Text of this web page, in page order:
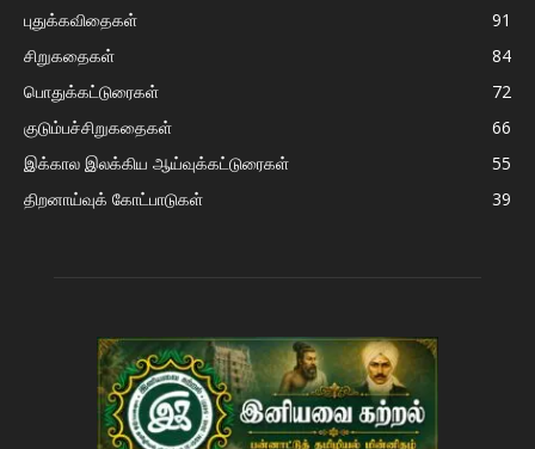
புதுக்கவிதைகள்
91
சிறுகதைகள்
84
பொதுக்கட்டுரைகள்
72
குடும்பச்சிறுகதைகள்
66
இக்கால இலக்கிய ஆய்வுக்கட்டுரைகள்
55
திறனாய்வுக் கோட்பாடுகள்
39